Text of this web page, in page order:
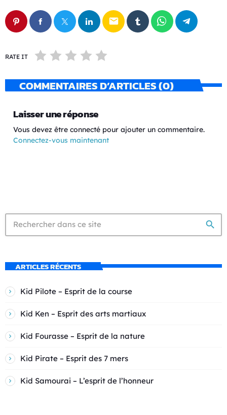
email
RATE IT
COMMENTAIRES D’ARTICLES (0)
Laisser une réponse
Vous devez être connecté pour ajouter un commentaire.
Connectez-vous maintenant
search
ARTICLES RÉCENTS
Kid Pilote – Esprit de la course
Kid Ken – Esprit des arts martiaux
Kid Fourasse – Esprit de la nature
Kid Pirate – Esprit des 7 mers
Kid Samourai – L’esprit de l’honneur